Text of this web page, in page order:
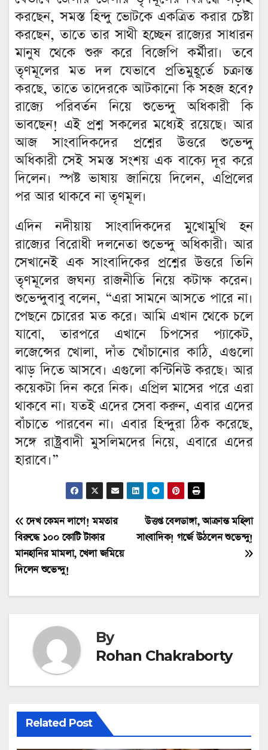
করছেন, সমস্ত হিন্দু ভোটকে একত্রিত করার চেষ্টা
করছেন, তাতে তার সাথী হচ্ছেন রাজ্যের সাধারন
মানুষ থেকে শুরু করে বিজেপি কর্মীরা। তবে
তৃণমূলের মত দল যেভাবে প্রতিমুহূর্তে চক্রান্ত
করছে, তাতে তাদেরকে আটকানো কি সহজ হবে?
রাজ্যে পরিবর্তন নিয়ে শুভেন্দু অধিকারী কি
ভাবছেন! এই প্রশ্ন সকলের মধ্যেই রয়েছে। আর
আজ সাংবাদিকদের প্রশ্নের উত্তরে শুভেন্দু
অধিকারী সেই সমস্ত সংশয় এক বাক্যে দূর করে
দিলেন। স্পষ্ট ভাষায় জানিয়ে দিলেন, এপ্রিলের
পর আর থাকবে না তৃণমূল।
এদিন নদীয়ায় সাংবাদিকদের মুখোমুখি হন
রাজ্যের বিরোধী দলনেতা শুভেন্দু অধিকারী। আর
সেখানেই এক সাংবাদিকের প্রশ্নের উত্তরে তিনি
তৃণমূলের জঘন্য রাজনীতি নিয়ে কটাক্ষ করেন।
শুভেন্দুবাবু বলেন, “এরা সামনে আসতে পারে না।
পেছনে চোরের মত করে। আমি এখান থেকে চলে
যাবো, তারপরে এখানে চিপসের প্যাকেট,
লজেন্সের খোলা, দাঁত খোঁচানোর কাঠি, এগুলো
ঝাড় দিতে আসবে। এগুলো কন্টিনিউ করছে। আর
কয়েকটা দিন করে নিক। এপ্রিল মাসের পরে এরা
থাকবে না। যতই এদের সেবা করুন, এবার এদের
বাঁচাতে পারবেন না। এবার হিন্দুরা ঠিক করেছে,
সঙ্গে রাষ্ট্রবাদী মুসলিমদের নিয়ে, এবারে এদের
হারাবে।”
Post
navigation
উত্তপ্ত বেলডাঙ্গা, আক্রান্ত মহিলা
সাংবাদিক! গর্জে উঠলেন শুভেন্দু!
দেখ কেমন লাগে! মমতার
বিরুদ্ধে ১০০ কোটি টাকার
মানহানির মামলা, খেলা জমিয়ে
দিলেন শুভেন্দু!
By
Rohan Chakraborty
Related Post